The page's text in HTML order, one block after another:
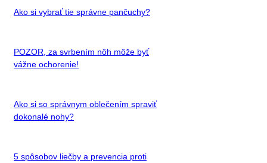
Ako si vybrať tie správne pančuchy?
POZOR, za svrbením nôh môže byť
vážne ochorenie!
Ako si so správnym oblečením spraviť
dokonalé nohy?
5 spôsobov liečby a prevencia proti